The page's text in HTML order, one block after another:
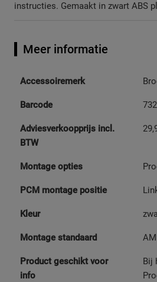
instructies. Gemaakt in zwart ABS
Meer informatie
Meer
Accessoiremerk
Barcode
Adviesverkoopprijs incl.
BTW
Montage opties
PCM montage positie
Kleur
Montage standaard
Product geschikt voor
info
Bij